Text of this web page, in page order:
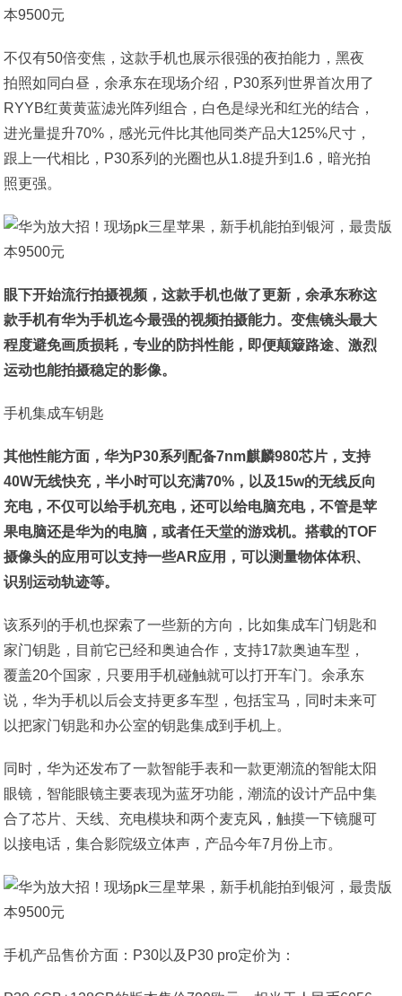
不仅有50倍变焦，这款手机也展示很强的夜拍能力，黑夜
拍照如同白昼，余承东在现场介绍，P30系列世界首次用了
RYYB红黄黄蓝滤光阵列组合，白色是绿光和红光的结合，
进光量提升70%，感光元件比其他同类产品大125%尺寸，
跟上一代相比，P30系列的光圈也从1.8提升到1.6，暗光拍
照更强。
眼下开始流行拍摄视频，这款手机也做了更新，余承东称这
款手机有华为手机迄今最强的视频拍摄能力。变焦镜头最大
程度避免画质损耗，专业的防抖性能，即便颠簸路途、激烈
运动也能拍摄稳定的影像。
手机集成车钥匙
其他性能方面，华为P30系列配备7nm麒麟980芯片，支持
40W无线快充，半小时可以充满70%，以及15w的无线反向
充电，不仅可以给手机充电，还可以给电脑充电，不管是苹
果电脑还是华为的电脑，或者任天堂的游戏机。搭载的TOF
摄像头的应用可以支持一些AR应用，可以测量物体体积、
识别运动轨迹等。
该系列的手机也探索了一些新的方向，比如集成车门钥匙和
家门钥匙，目前它已经和奥迪合作，支持17款奥迪车型，
覆盖20个国家，只要用手机碰触就可以打开车门。余承东
说，华为手机以后会支持更多车型，包括宝马，同时未来可
以把家门钥匙和办公室的钥匙集成到手机上。
同时，华为还发布了一款智能手表和一款更潮流的智能太阳
眼镜，智能眼镜主要表现为蓝牙功能，潮流的设计产品中集
合了芯片、天线、充电模块和两个麦克风，触摸一下镜腿可
以接电话，集合影院级立体声，产品今年7月份上市。
手机产品售价方面：P30以及P30 pro定价为：